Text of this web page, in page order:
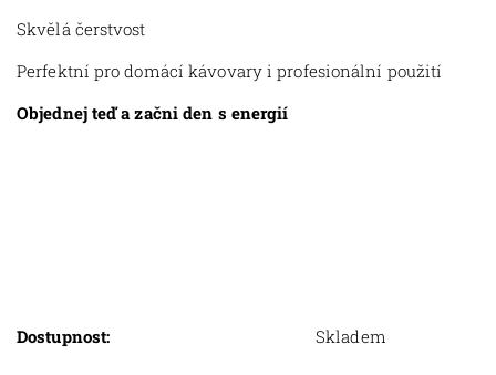
Skvělá čerstvost
Perfektní pro domácí kávovary i profesionální použití
Objednej teď a začni den s energií
Dostupnost: Skladem